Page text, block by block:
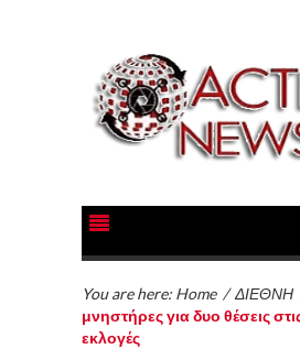
You are here: Home /ΔΙΕΘΝΗ
μνηστήρες για δυο θέσεις
εκλογές